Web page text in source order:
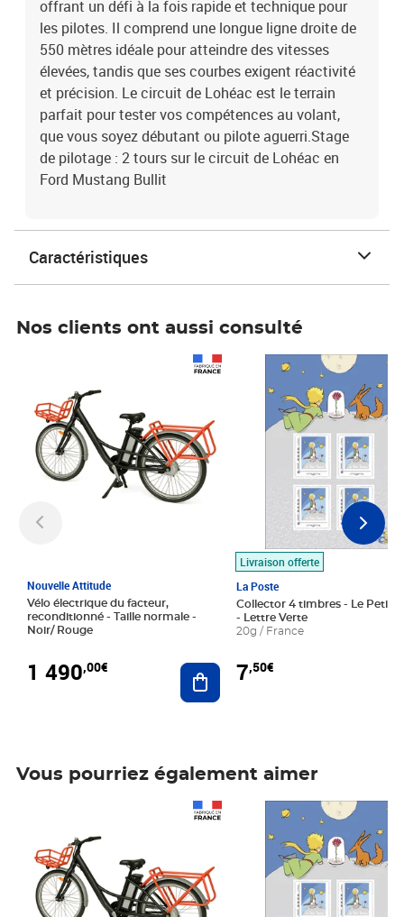
offrant un défi à la fois rapide et technique pour
les pilotes. Il comprend une longue ligne droite de
550 mètres idéale pour atteindre des vitesses
élevées, tandis que ses courbes exigent réactivité
et précision. Le circuit de Lohéac est le terrain
parfait pour tester vos compétences au volant,
que vous soyez débutant ou pilote aguerri.Stage
de pilotage : 2 tours sur le circuit de Lohéac en
Ford Mustang Bullit
Caractéristiques
Nos clients ont aussi consulté
Nouvelle Attitude
Vélo électrique du facteur,
reconditionné - Taille normale -
Noir/ Rouge
1 490,00€ Ajouter au panier
Livraison offerte
La Poste
Collector 4 timbres - Le Petit
- Lettre Verte
20g / France
7,50€
Prix 7,50€
Vous pourriez également aimer
Prix 7,50€